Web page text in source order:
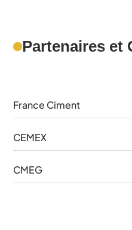
Partenaires et
France Ciment
CEMEX
CMEG